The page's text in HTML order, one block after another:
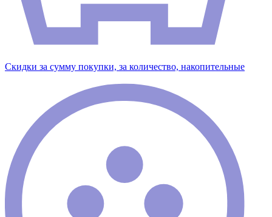
Скидки за сумму покупки, за количество, накопительные